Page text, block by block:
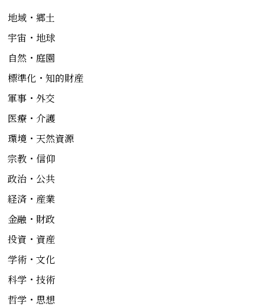
地域・郷土
宇宙・地球
自然・庭園
標準化・知的財産
軍事・外交
医療・介護
環境・天然資源
宗教・信仰
政治・公共
経済・産業
金融・財政
投資・資産
学術・文化
科学・技術
哲学・思想